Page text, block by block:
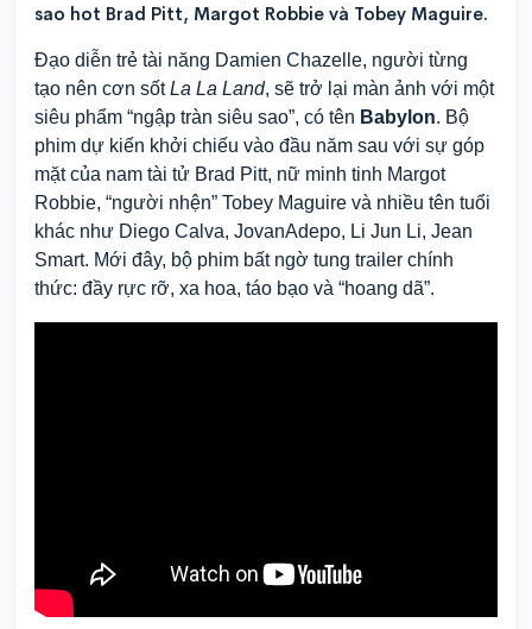
sao hot Brad Pitt, Margot Robbie và Tobey Maguire.
Đạo diễn trẻ tài năng Damien Chazelle, người từng
tạo nên cơn sốtLa La Land, sẽ trở lại màn ảnh với một
siêu phẩm “ngập tràn siêu sao”, có tên Babylon. Bộ
phim dự kiến khởi chiếu vào đầu năm sau với sự góp
mặt của nam tài tử Brad Pitt, nữ minh tinh Margot
Robbie, “người nhện” Tobey Maguire và nhiều tên tuổi
khác như Diego Calva, JovanAdepo, Li Jun Li, Jean
Smart. Mới đây, bộ phim bất ngờ tung trailer chính
thức: đầy rực rỡ, xa hoa, táo bạo và “hoang dã”.